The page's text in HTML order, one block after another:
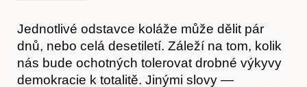
Jednotlivé odstavce koláže může dělit pár
dnů, nebo celá desetiletí. Záleží na tom, kolik
nás bude ochotných tolerovat drobné výkyvy
demokracie k totalitě. Jinými slovy —